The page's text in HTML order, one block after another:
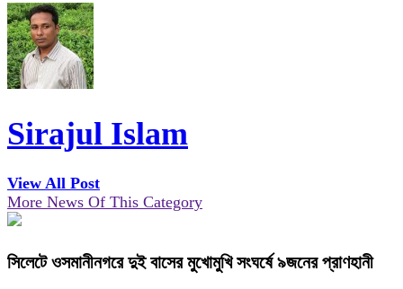
Sirajul Islam
View All Post
More News Of This Category
সিলেটে ওসমানীনগরে দুই বাসের মুখোমুখি সংঘর্ষে ৯জনের প্রাণহানী